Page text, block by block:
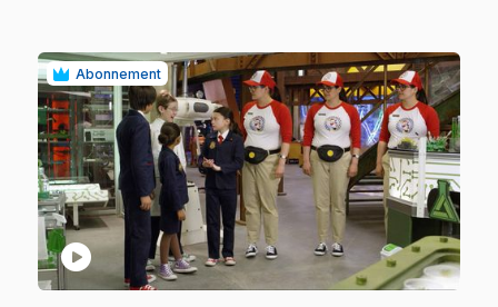
Abonnement
play_circle